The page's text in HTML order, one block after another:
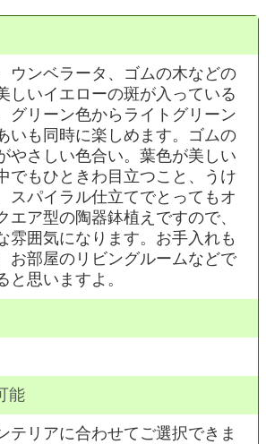
ウンベラータ、ゴムの木などの
しいイエローの斑が入っている
グリーン色からライトグリーン
いも同時に楽しめます。ゴムの
やさしい色合い。葉色が美しい
でもひときわ目立つこと、うけ
スパイラル仕立てでとってもオ
エア型の陶器鉢植えですので、
雰囲気になります。お手入れも
お部屋のリビングルームなどで
と思いますよ。
能
テリアに合わせてご選択できま